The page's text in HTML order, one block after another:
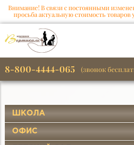
Внимание! В связи с постоянными
просьба актуальную стоимость
8-800-4444-065 (звонок
ШКОЛА
ОФИС